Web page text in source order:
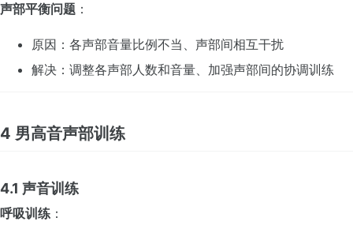
声部平衡问题 ：
原因：各声部音量比例不当、声部间相互干扰
解决：调整各声部人数和音量、加强声部间的协调训练
4 男高音声部训练
4.1 声音训练
呼吸训练 ：